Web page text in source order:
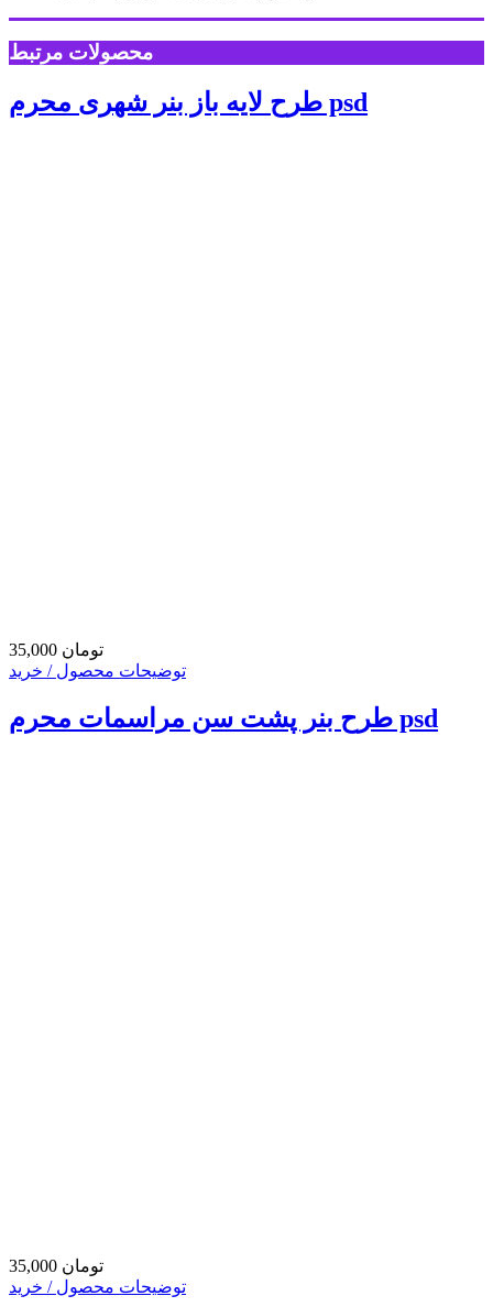
محصولات مرتبط
طرح لایه باز بنر شهری محرم psd
35,000 تومان
توضیحات محصول / خرید
طرح بنر پشت سن مراسمات محرم psd
35,000 تومان
توضیحات محصول / خرید